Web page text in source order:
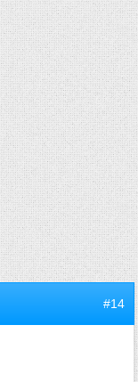
#14